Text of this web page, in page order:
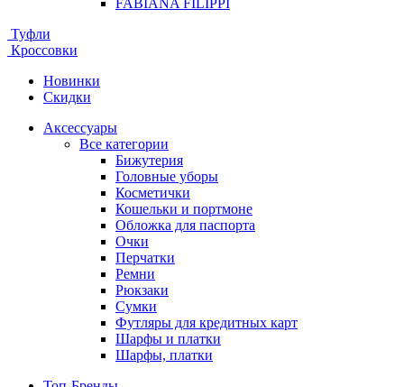
FABIANA FILIPPI
Туфли
Кроссовки
Новинки
Скидки
Аксессуары
Все категории
Бижутерия
Головные уборы
Косметички
Кошельки и портмоне
Обложка для паспорта
Очки
Перчатки
Ремни
Рюкзаки
Сумки
Футляры для кредитных карт
Шарфы и платки
Шарфы, платки